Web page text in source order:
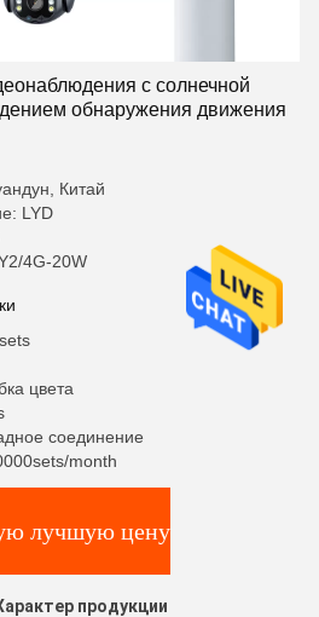
с солнечной
обнаружения движения
Китай
LYD
4G-20W
цвета
соединение
month
лучшую цену
продукции